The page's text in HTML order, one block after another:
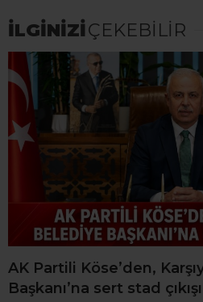
İLGİNİZİÇEKEBİLİR
AK Partili Köse’den,
Başkanı’na sert stad